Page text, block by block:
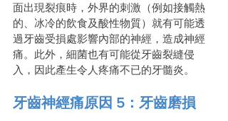
面出現裂痕時，外界的刺激（例如接觸熱
的、冰冷的飲食及酸性物質）就有可能透
過牙齒受損處影響內部的神經，造成神經
痛。此外，細菌也有可能從牙齒裂縫侵
入，因此產生令人疼痛不已的牙髓炎。
牙齒神經痛原因 5：牙齒磨損